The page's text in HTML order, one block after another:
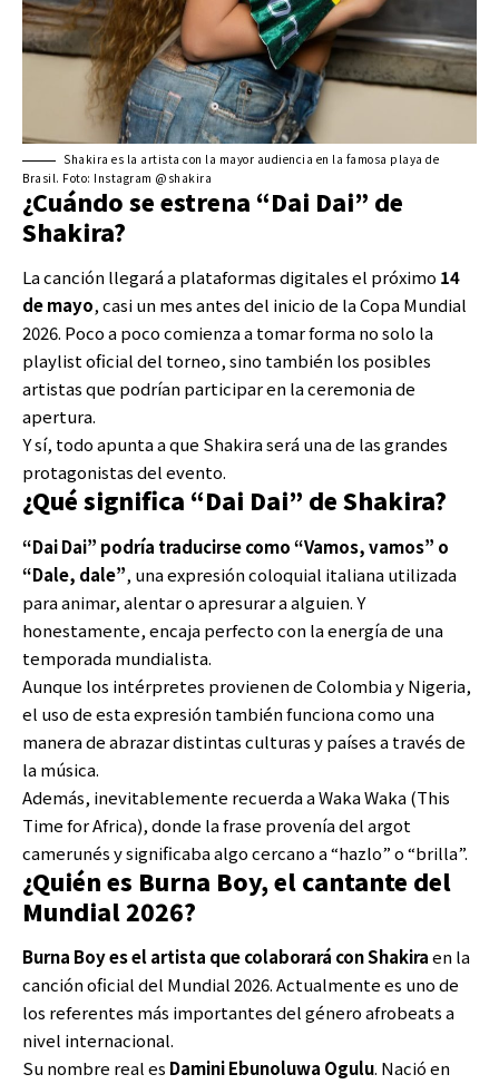
Shakira es la artista con la mayor audiencia en la famosa playa de
Brasil. Foto: Instagram @shakira
¿Cuándo se estrena “Dai Dai” de
Shakira?
La canción llegará a plataformas digitales el próximo 14
de mayo, casi un mes antes del inicio de la Copa Mundial
2026. Poco a poco comienza a tomar forma no solo la
playlist oficial del torneo, sino también los posibles
artistas que podrían participar en la ceremonia de
apertura.
Y sí, todo apunta a que Shakira será una de las grandes
protagonistas del evento.
¿Qué significa “Dai Dai” de Shakira?
“Dai Dai” podría traducirse como “Vamos, vamos” o
“Dale, dale”, una expresión coloquial italiana utilizada
para animar, alentar o apresurar a alguien. Y
honestamente, encaja perfecto con la energía de una
temporada mundialista.
Aunque los intérpretes provienen de Colombia y Nigeria,
el uso de esta expresión también funciona como una
manera de abrazar distintas culturas y países a través de
la música.
Además, inevitablemente recuerda a Waka Waka (This
Time for Africa), donde la frase provenía del argot
camerunés y significaba algo cercano a “hazlo” o “brilla”.
¿Quién es Burna Boy, el cantante del
Mundial 2026?
Burna Boy es el artista que colaborará con Shakiraen la
canción oficial del Mundial 2026. Actualmente es uno de
los referentes más importantes del género afrobeats a
nivel internacional.
Su nombre real es Damini Ebunoluwa Ogulu. Nació en